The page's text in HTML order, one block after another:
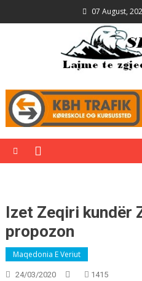
to
07 August,
Izet Zeqiri kundër
propozon
Maqedonia E Veriut
24/03/2020 1415